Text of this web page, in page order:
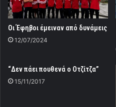
Οι Έφηβοι έμειναν από δυνάμεις
12/07/2024
“Δεν πάει πουθενά ο Οτζίτζα”
15/11/2017